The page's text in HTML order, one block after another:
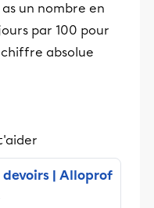
un nombre en
par 100 pour
absolue
| Alloprof